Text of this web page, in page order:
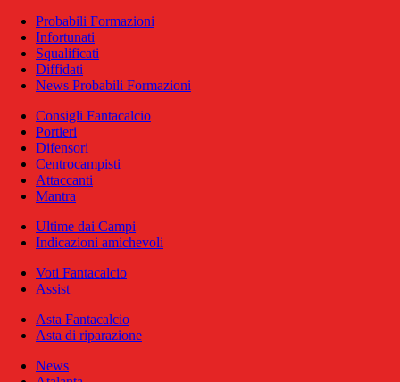
Probabili Formazioni
Infortunati
Squalificati
Diffidati
News Probabili Formazioni
Consigli Fantacalcio
Portieri
Difensori
Centrocampisti
Attaccanti
Mantra
Ultime dai Campi
Indicazioni amichevoli
Voti Fantacalcio
Assist
Asta Fantacalcio
Asta di riparazione
News